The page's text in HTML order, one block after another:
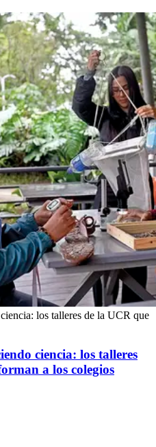
los talleres de la UCR que
ciencia: los talleres
a los colegios